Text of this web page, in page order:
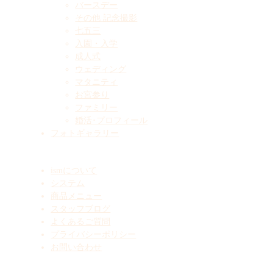
バースデー
その他 記念撮影
七五三
入園・入学
成人式
ウェディング
マタニティ
お宮参り
ファミリー
婚活･プロフィール
フォトギャラリー
ismについて
システム
商品メニュー
スタッフブログ
よくあるご質問
プライバシーポリシー
お問い合わせ